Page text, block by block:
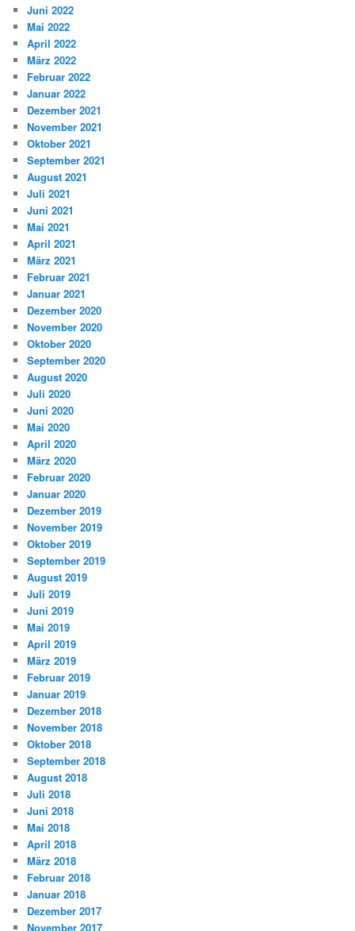
Juni 2022
Mai 2022
April 2022
März 2022
Februar 2022
Januar 2022
Dezember 2021
November 2021
Oktober 2021
September 2021
August 2021
Juli 2021
Juni 2021
Mai 2021
April 2021
März 2021
Februar 2021
Januar 2021
Dezember 2020
November 2020
Oktober 2020
September 2020
August 2020
Juli 2020
Juni 2020
Mai 2020
April 2020
März 2020
Februar 2020
Januar 2020
Dezember 2019
November 2019
Oktober 2019
September 2019
August 2019
Juli 2019
Juni 2019
Mai 2019
April 2019
März 2019
Februar 2019
Januar 2019
Dezember 2018
November 2018
Oktober 2018
September 2018
August 2018
Juli 2018
Juni 2018
Mai 2018
April 2018
März 2018
Februar 2018
Januar 2018
Dezember 2017
November 2017